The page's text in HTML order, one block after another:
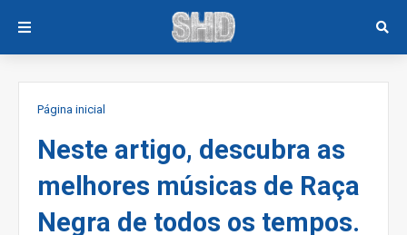
Página inicial
Neste artigo, descubra as
melhores músicas de Raça
Negra de todos os tempos.